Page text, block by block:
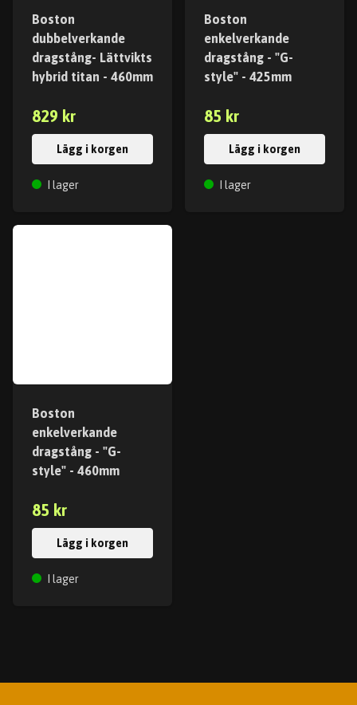
Boston
dubbelverkande
dragstång- Lättvikts
hybrid titan - 460mm
829 kr
Lägg i korgen
I lager
Boston
enkelverkande
dragstång - "G-
style" - 425mm
85 kr
Lägg i korgen
I lager
Boston
enkelverkande
dragstång - "G-
style" - 460mm
85 kr
Lägg i korgen
I lager